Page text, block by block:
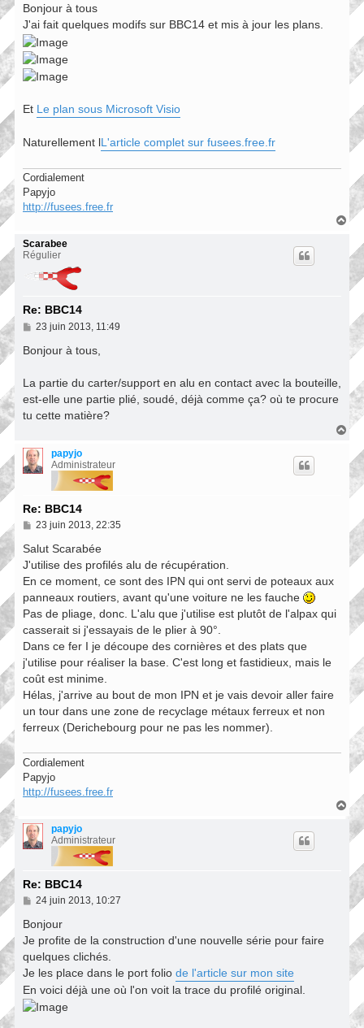
s
a
g
e
Bonjour à tous
J'ai fait quelques modifs sur BBC14 et mis à jour les plans.
Et Le plan sous Microsoft Visio
Naturellement lL'article complet sur fusees.free.fr
Cordialement
Papyjo
http://fusees.free.fr
H
t
Scarabee
Régulier
Re: BBC14
M
s
g
e
23 juin 2013, 11:49
Bonjour à tous,
La partie du carter/support en alu en contact avec la bouteille,
est-elle une partie plié, soudé, déjà comme ça? où te procure
tu cette matière?
H
t
papyjo
Administrateur
Re: BBC14
M
s
a
g
23 juin 2013, 22:35
Salut Scarabée
J'utilise des profilés alu de récupération.
En ce moment, ce sont des IPN qui ont servi de poteaux aux
panneaux routiers, avant qu'une voiture ne les fauche
Pas de pliage, donc. L'alu que j'utilise est plutôt de l'alpax qui
casserait si j'essayais de le plier à 90°.
Dans ce fer I je découpe des cornières et des plats que
j'utilise pour réaliser la base. C'est long et fastidieux, mais le
coût est minime.
Hélas, j'arrive au bout de mon IPN et je vais devoir aller faire
un tour dans une zone de recyclage métaux ferreux et non
ferreux (Derichebourg pour ne pas les nommer).
Cordialement
Papyjo
http://fusees.free.fr
H
papyjo
Administrateur
Re: BBC14
M
s
a
g
24 juin 2013, 10:27
Bonjour
Je profite de la construction d'une nouvelle série pour faire
quelques clichés.
Je les place dans le port folio de l'article sur mon site
En voici déjà une où l'on voit la trace du profilé original.